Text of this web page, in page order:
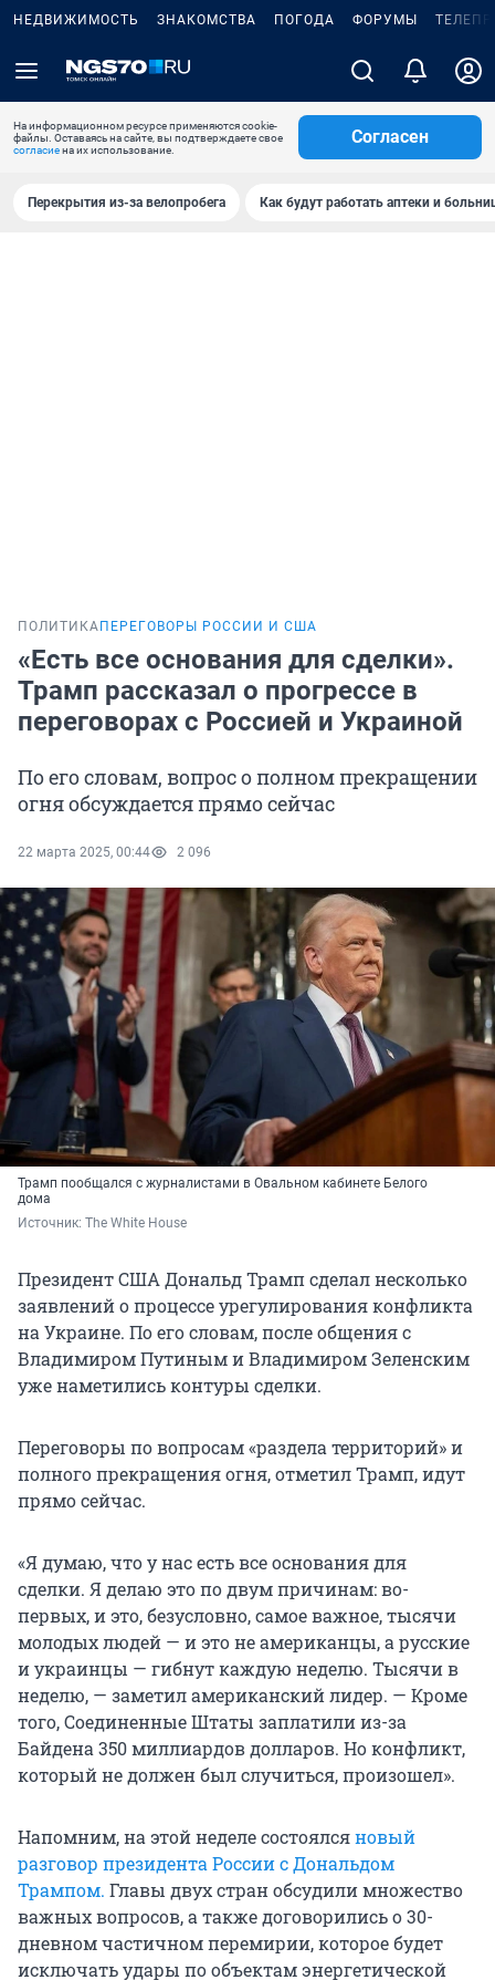
НЕДВИЖИМОСТЬ ЗНАКОМСТВА ПОГОДА ФОРУМЫ
На информационном ресурсе применяются cookie-
файлы. Оставаясь на сайте, вы подтверждаете свое
согласиена их использование.
Согласен
Перекрытия из-за велопробега Как будут работать аптеки и
ПОЛИТИКА ПЕРЕГОВОРЫ РОССИИ И США
«Есть все основания для сделки».
Трамп рассказал о прогрессе в
переговорах с Россией и Украиной
По его словам, вопрос о полном прекращении
огня обсуждается прямо сейчас
22 марта 2025, 00:44 2 096
Трамп пообщался с журналистами в Овальном кабинете Белого
дома
Источник: The White House
Президент США Дональд Трамп сделал несколько
заявлений о процессе урегулирования конфликта
на Украине. По его словам, после общения с
Владимиром Путиным и Владимиром Зеленским
уже наметились контуры сделки.
Переговоры по вопросам «раздела территорий» и
полного прекращения огня, отметил Трамп, идут
прямо сейчас.
«Я думаю, что у нас есть все основания для
сделки. Я делаю это по двум причинам: во-
первых, и это, безусловно, самое важное, тысячи
молодых людей — и это не американцы, а русские
и украинцы — гибнут каждую неделю. Тысячи в
неделю, — заметил американский лидер. — Кроме
того, Соединенные Штаты заплатили из-за
Байдена 350 миллиардов долларов. Но конфликт,
который не должен был случиться, произошел».
Напомним, на этой неделе состоялсяновый
разговор президента России с Дональдом
Трампом. Главы двух стран обсудили множество
важных вопросов, а также договорились о 30-
дневном частичном перемирии, которое будет
исключать удары по объектам энергетической